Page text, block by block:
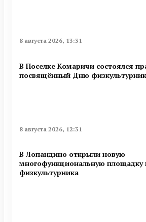
8 августа 2026, 13:31
В Поселке Комаричи состоялся
посвящённый Дню
8 августа 2026, 12:31
В Лопандино открыли новую
многофункциональную
физкультурника